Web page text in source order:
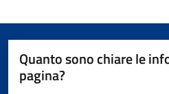
Quanto sono chiare le
pagina?